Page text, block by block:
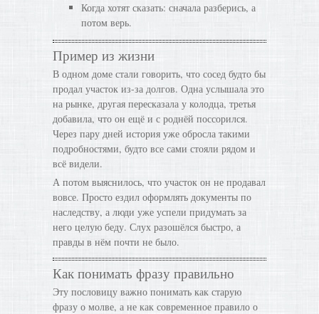
Когда хотят сказать: сначала разберись, а
потом верь.
Пример из жизни
В одном доме стали говорить, что сосед будто бы
продал участок из-за долгов. Одна услышала это
на рынке, другая пересказала у колодца, третья
добавила, что он ещё и с роднёй поссорился.
Через пару дней история уже обросла такими
подробностями, будто все сами стояли рядом и
всё видели.
А потом выяснилось, что участок он не продавал
вовсе. Просто ездил оформлять документы по
наследству, а люди уже успели придумать за
него целую беду. Слух разошёлся быстро, а
правды в нём почти не было.
Как понимать фразу правильно
Эту пословицу важно понимать как старую
фразу о молве, а не как современное правило о